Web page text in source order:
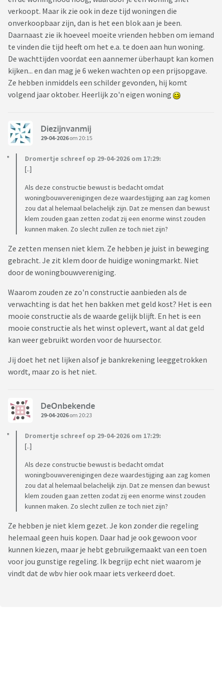
werd aan de telefoon, nog voordat ze de verbeteringen
hadden gezien, vergeleken met de waardestijging wanneer je
iets verbeterd aan een tweedehands auto. Ze stellen zich dus
zeer commercieel op, wat ik niet verwacht had van een
woningbouwvereniging.
Ik ben dus benieuwd of er meer mensen zijn die hier
tegenaan lopen?
verkoopt. Maar ik zie ook in deze tijd woningen die
onverkoopbaar zijn, dan is het een blok aan je been.
Daarnaast zie ik hoeveel moeite vrienden hebben om iemand
te vinden die tijd heeft om het e.a. te doen aan hun woning.
De wachttijden voordat een aannemer überhaupt kan komen
kijken... en dan mag je 6 weken wachten op een prijsopgave.
Ze hebben inmiddels een schilder gevonden, hij komt
volgend jaar oktober. Heerlijk zo'n eigen woning
Diezijnvanmij
29-04-2026om 20:15
Dromertje schreef op 29-04-2026 om 17:29:
[..]
Als deze constructie bewust is bedacht omdat
woningbouwverenigingen deze waardestijging aan zag komen
zou dat al helemaal belachelijk zijn. Dat ze mensen dan bewust
klem zouden gaan zetten zodat zij een enorme winst zouden
kunnen maken. Zo slecht zullen ze toch niet zijn?
Ze zetten mensen niet klem. Ze hebben je juist in beweging
gebracht. Je zit klem door de huidige woningmarkt. Niet
door de woningbouwvereniging.
Waarom zouden ze zo'n constructie aanbieden als de
verwachting is dat het hen bakken met geld kost? Het is een
mooie constructie als de waarde gelijk blijft. En het is een
mooie constructie als het winst oplevert, want al dat geld
kan weer gebruikt worden voor de huursector.
Jij doet het net lijken alsof je bankrekening leeggetrokken
wordt, maar zo is het niet.
DeOnbekende
29-04-2026om 20:23
Dromertje schreef op 29-04-2026 om 17:29:
[..]
Als deze constructie bewust is bedacht omdat
woningbouwverenigingen deze waardestijging aan zag komen
zou dat al helemaal belachelijk zijn. Dat ze mensen dan bewust
klem zouden gaan zetten zodat zij een enorme winst zouden
kunnen maken. Zo slecht zullen ze toch niet zijn?
Ze hebben je niet klem gezet. Je kon zonder die regeling
helemaal geen huis kopen. Daar had je ook gewoon voor
kunnen kiezen, maar je hebt gebruikgemaakt van een toen
voor jou gunstige regeling. Ik begrijp echt niet waarom je
vindt dat de wbv hier ook maar iets verkeerd doet.